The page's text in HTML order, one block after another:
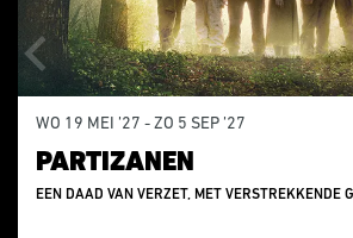
PARTIZANEN
EEN DAAD VAN VERZET, MET VERSTREKKENDE
WO 19 MEI ’27 - ZO 5 SEP ’27